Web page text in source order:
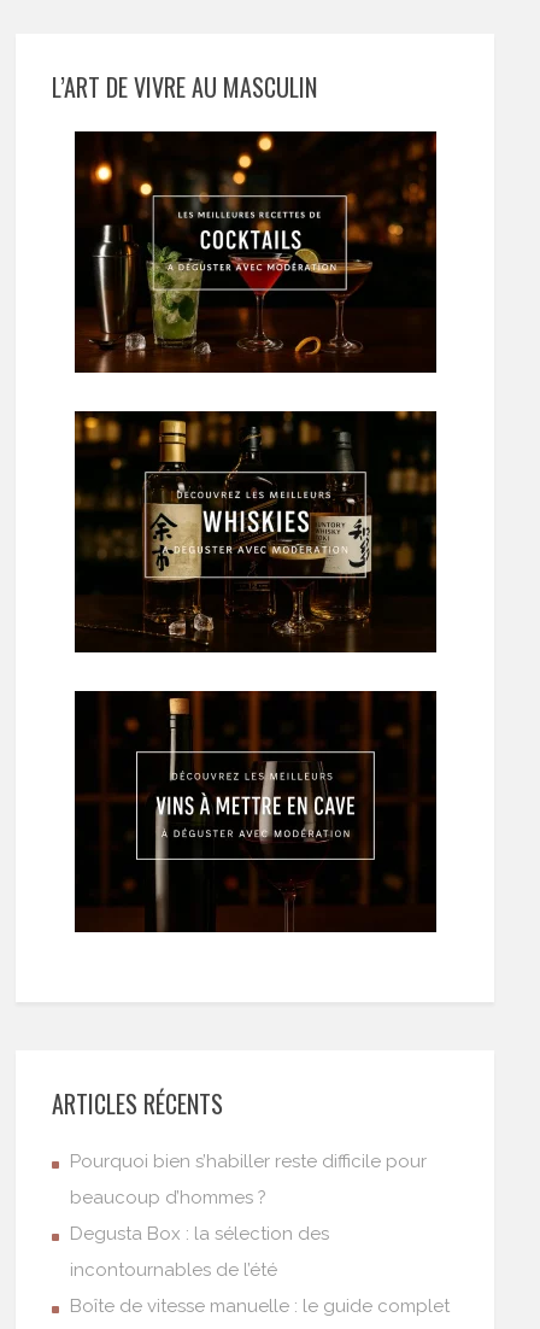
L’ART DE VIVRE AU MASCULIN
ARTICLES RÉCENTS
Pourquoi bien s’habiller reste difficile pour
beaucoup d’hommes ?
Degusta Box : la sélection des
incontournables de l’été
Boîte de vitesse manuelle : le guide complet